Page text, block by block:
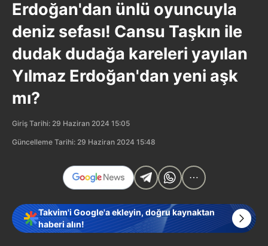
Erdoğan'dan ünlü oyuncuyla
deniz sefası! Cansu Taşkın ile
dudak dudağa kareleri yayılan
Yılmaz Erdoğan'dan yeni aşk
mı?
Giriş Tarihi: 29 Haziran 2024 15:05
Güncelleme Tarihi: 29 Haziran 2024 15:48
Takvim'i Google'a ekleyin, doğru kaynaktan
haberi alın!